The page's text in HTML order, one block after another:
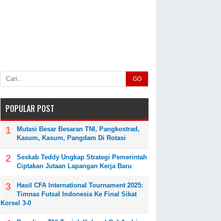
GO
POPULAR POST
Mutasi Besar Besaran TNI, Pangkostrad,
Kasum, Kasum, Pangdam Di Rotasi
Seskab Teddy Ungkap Strategi Pemerintah
Ciptakan Jutaan Lapangan Kerja Baru
Hasil CFA International Tournament 2025:
Timnas Futsal Indonesia Ke Final Sikat
Korsel 3-0